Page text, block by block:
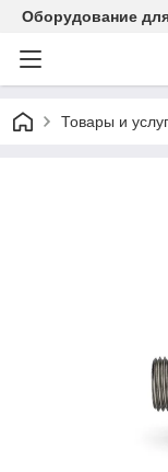
Оборудование
Товары и